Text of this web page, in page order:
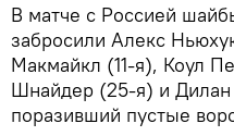
В матче с Россией
забросили Алекс
Макмайкл (11-я), Коул
Шнайдер (25-я) и
поразивший пустые